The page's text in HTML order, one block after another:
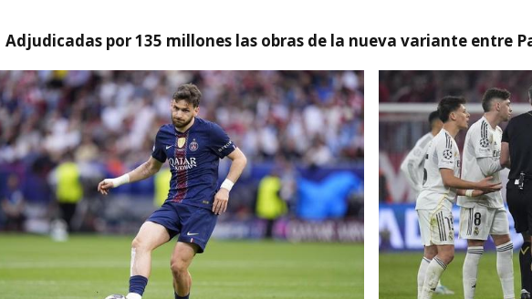
Adjudicadas por 135 millones las obras de la nueva variante entre